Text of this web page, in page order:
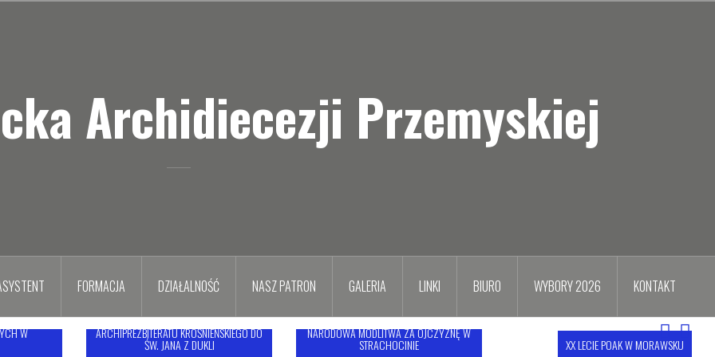
Archidiecezji Przemyskiej
FORMACJA DZIAŁALNOŚĆ NASZ PATRON GALERIA LINKI BIURO WYBORY 2026 KONTAKT
OJCZYZNĘ
W
PIESZA PIELGRZYMKA AKCJI KATOLICKIEJ
ARCHIPREZBITERATU KROŚNIEŃSKIEGO DO
ŚW. JANA Z DUKLI
NARODOWA MODLITWA ZA OJCZYZNĘ W
STRACHOCINIE XX LECIE POAK W MORAWSKU